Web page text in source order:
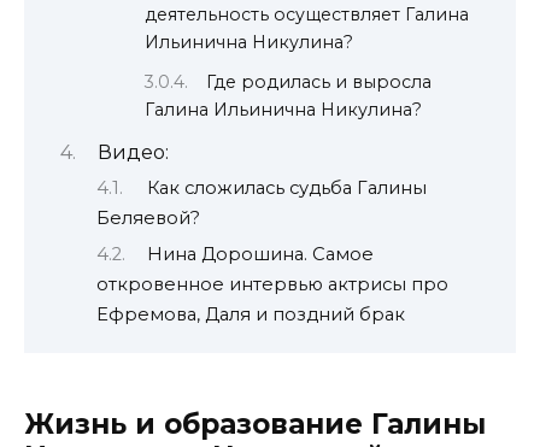
деятельность осуществляет Галина
Ильинична Никулина?
Где родилась и выросла
Галина Ильинична Никулина?
Видео:
Как сложилась судьба Галины
Беляевой?
Нина Дорошина. Самое
откровенное интервью актрисы про
Ефремова, Даля и поздний брак
Жизнь и образование Галины